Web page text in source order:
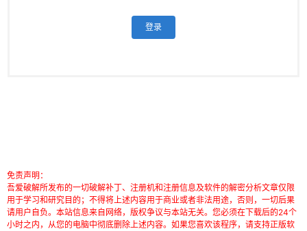
登录
免责声明：
吾爱破解所发布的一切破解补丁、注册机和注册信息及软件的解密分析文章仅限
用于学习和研究目的；不得将上述内容用于商业或者非法用途，否则，一切后果
请用户自负。本站信息来自网络，版权争议与本站无关。您必须在下载后的24个
小时之内，从您的电脑中彻底删除上述内容。如果您喜欢该程序，请支持正版软